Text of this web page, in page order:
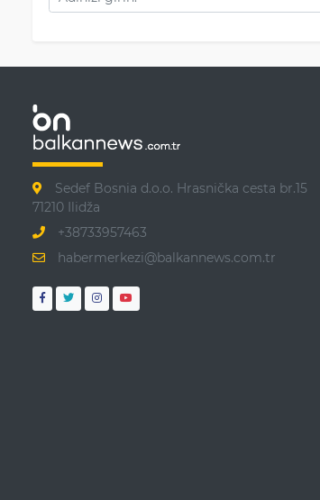
Sedef Bosnia d.o.o. Hrasnička cesta br.15
71210 Ilidža
+38733957463
habermerkezi@balkannews.com.tr